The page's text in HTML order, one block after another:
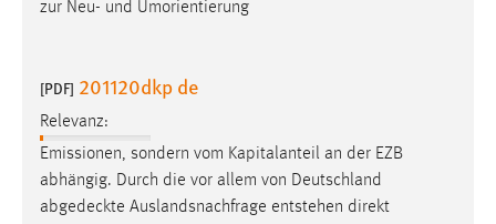
zur Neu- und Umorientierung
[PDF] 201120dkp de
Relevanz:
Emissionen, sondern vom Kapitalanteil an der EZB
abhängig. Durch die vor allem von Deutschland
abgedeckte Auslandsnachfrage entstehen direkt